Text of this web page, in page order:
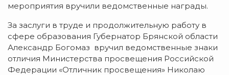
мероприятия вручили ведомственные награды.
За заслуги в труде и продолжительную работу в
сфере образования Губернатор Брянской области
Александр Богомаз вручил ведомственные знаки
отличия Министерства просвещения Российской
Федерации «Отличник просвещения» Николаю